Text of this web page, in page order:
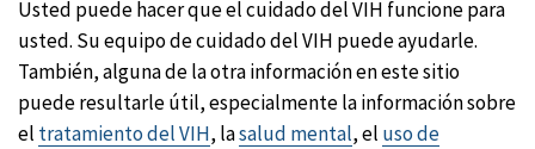
Usted puede hacer que el cuidado del VIH funcione para
usted. Su equipo de cuidado del VIH puede ayudarle.
También, alguna de la otra información en este sitio
puede resultarle útil, especialmente la información sobre
el tratamiento del VIH, lasalud mental, el uso de